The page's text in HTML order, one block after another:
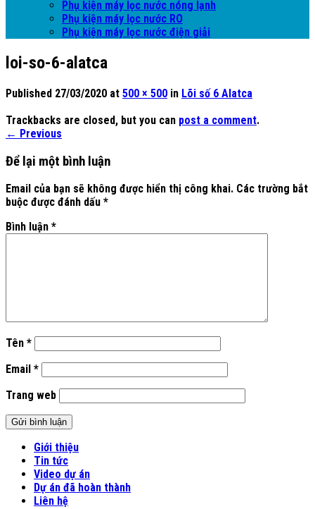
Phụ kiện máy lọc nước nóng lạnh
Phụ kiện máy lọc nước RO
Phụ kiện máy lọc nước điện giải
loi-so-6-alatca
Published 27/03/2020 at 500 × 500 in Lõi số 6 Alatca
Trackbacks are closed, but you can post a comment.
← Previous
Để lại một bình luận
Email của bạn sẽ không được hiển thị công khai. Các trường bắt
buộc được đánh dấu *
Bình luận *
Tên *
Email *
Trang web
Giới thiệu
Tin tức
Video dự án
Dự án đã hoàn thành
Liên hệ